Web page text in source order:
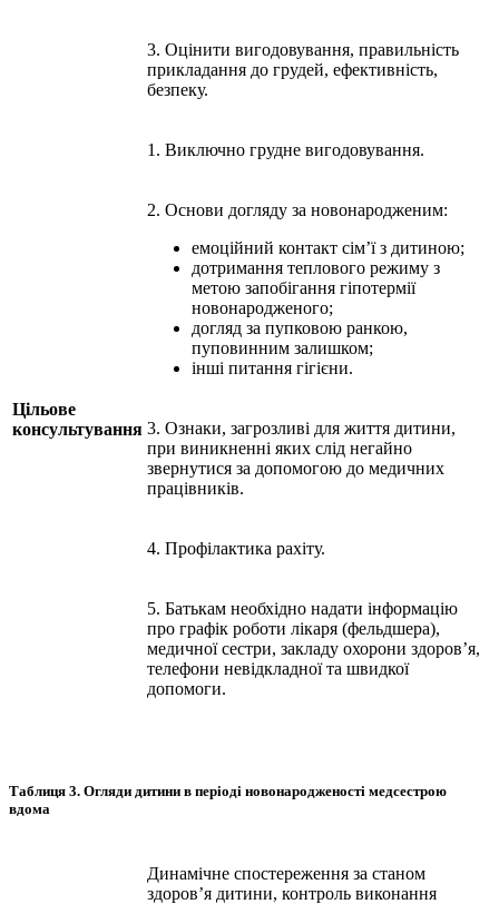
3. Оцінити вигодовування, правильність
прикладання до грудей, ефективність,
безпеку.
Цільове
консультування
1. Виключно грудне вигодовування.
2. Основи догляду за новонародженим:
емоційний контакт сім’ї з дитиною;
дотримання теплового режиму з
метою запобігання гіпотермії
новонародженого;
догляд за пупковою ранкою,
пуповинним залишком;
інші питання гігієни.
3. Ознаки, загрозливі для життя дитини,
при виникненні яких слід негайно
звернутися за допомогою до медичних
працівників.
4. Профілактика рахіту.
5. Батькам необхідно надати інформацію
про графік роботи лікаря (фельдшера),
медичної сестри, закладу охорони здоров’я,
телефони невідкладної та швидкої
допомоги.
Таблиця 3. Огляди дитини в періоді новонародженості медсестрою
вдома
Динамічне спостереження за станом
здоров’я дитини, контроль виконання